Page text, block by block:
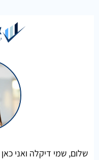
שלום, שמי דיקלה ואני